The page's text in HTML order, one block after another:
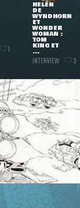
1
HELEN
DE
WYNDHORN
ET
WONDER
WOMAN :
TOM
KING ET
...
INTERVIEW 3